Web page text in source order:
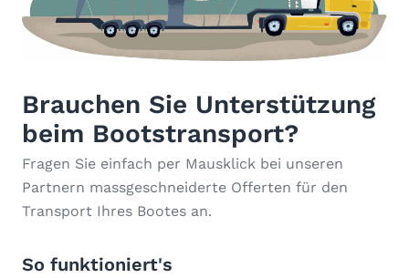
Brauchen Sie Unterstützung
beim Bootstransport?
Fragen Sie einfach per Mausklick bei unseren
Partnern massgeschneiderte Offerten für den
Transport Ihres Bootes an.
So funktioniert's